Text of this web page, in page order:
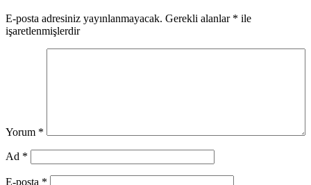
E-posta adresiniz yayınlanmayacak. Gerekli alanlar * ile
işaretlenmişlerdir
Yorum *
Ad *
E-posta *